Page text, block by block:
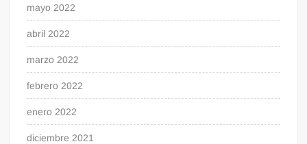
mayo 2022
abril 2022
marzo 2022
febrero 2022
enero 2022
diciembre 2021